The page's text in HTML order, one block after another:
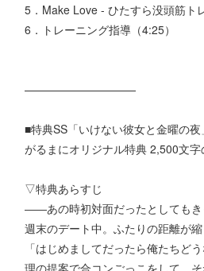
5．Make Love - ひたすら没頭筋ト
6．トレーニング指導（4:25）
——————————
■特典SS「いけない彼女と金曜の夜
がるまにオリジナル特典 2,500文
▽特典あらすじ
――あの時初対面だったとしても
週末のデート中。ふたりの距離が
「はじめましてだったら俺たちど
理の提案で合コンごっこをして、